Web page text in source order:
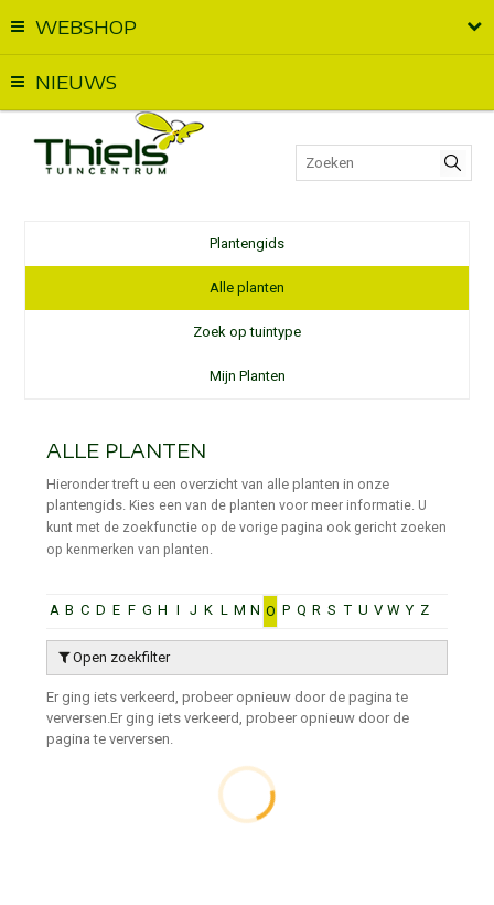
WEBSHOP
NIEUWS
Plantengids
Alle planten
Zoek op tuintype
Mijn Planten
ALLE PLANTEN
Hieronder treft u een overzicht van alle planten in onze
plantengids. Kies een van de planten voor meer informatie. U
kunt met de zoekfunctie op de vorige pagina ook gericht zoeken
op kenmerken van planten.
A B C D E F G H I J K L M N O P Q R S T U V W Y Z
Open zoekfilter
Er ging iets verkeerd, probeer opnieuw door de pagina te
verversen.Er ging iets verkeerd, probeer opnieuw door de
pagina te verversen.